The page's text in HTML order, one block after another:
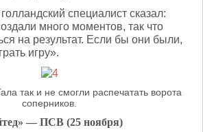
специалист сказал:
много моментов, так что
на результат. Если бы они были,
игру».
так и не смогли распечатать ворота
соперников.
— ПСВ (25 ноября)